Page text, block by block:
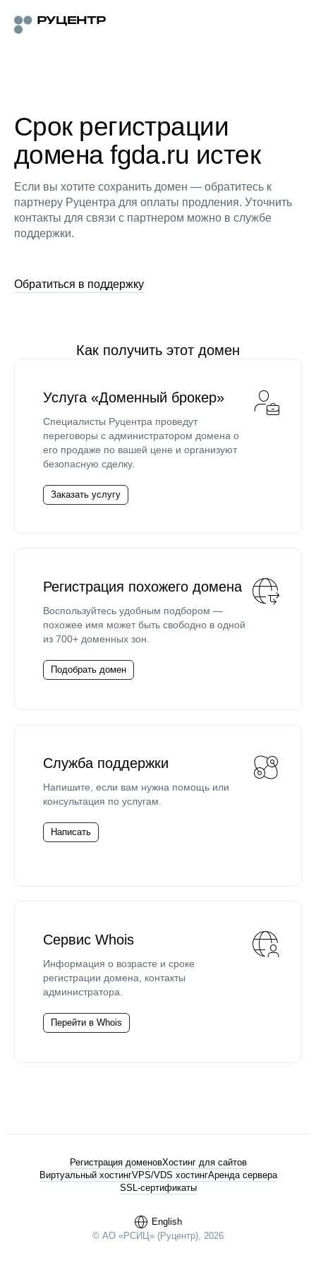
Срок регистрации
домена fgda.ru истек
Если вы хотите сохранить домен — обратитесь к
партнеру Руцентра для оплаты продления. Уточнить
контакты для связи с партнером можно в службе
поддержки.
Обратиться в поддержку
Как получить этот домен
Услуга «Доменный брокер»
Специалисты Руцентра проведут
переговоры с администратором домена о
его продаже по вашей цене и организуют
безопасную сделку.
Заказать услугу
Регистрация похожего домена
Воспользуйтесь удобным подбором —
похожее имя может быть свободно в одной
из 700+ доменных зон.
Подобрать домен
Служба поддержки
Напишите, если вам нужна помощь или
консультация по услугам.
Написать
Сервис Whois
Информация о возрасте и сроке
регистрации домена, контакты
администратора.
Перейти в Whois
English
© АО «РСИЦ» (Руцентр), 2026
Регистрация доменовХостинг для сайтов
Виртуальный хостингVPS/VDS хостингАренда сервера
SSL-сертификаты